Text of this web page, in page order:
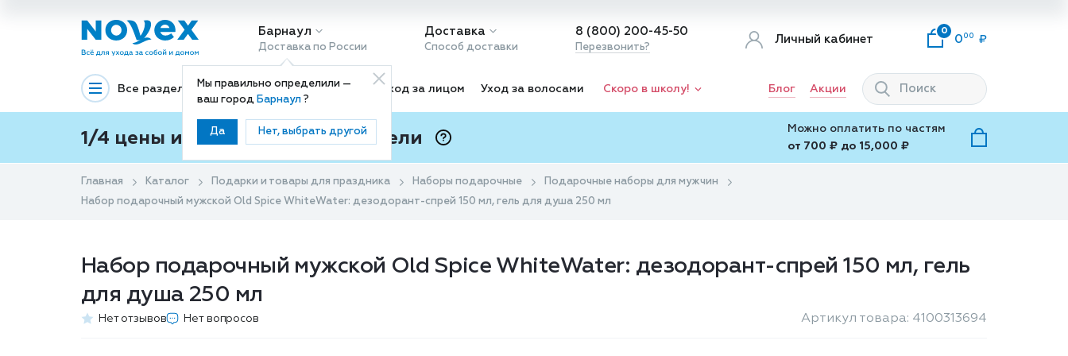
Барнаул
Доставка по России
Мы правильно определили —
ваш город Барнаул?
Да Нет, выбрать другой
Доставка
Способ доставки
8 (800) 200-45-50
Перезвонить?
Личный кабинет
0
0 00
Все разделы Декоративная косметика Уход за лицом Уход за волосами Скоро в школу! Блог Акции
1/4 цены и покупки ваши с Подели
Можно оплатить по частям
от 700 ₽ до 15,000 ₽
Главная Каталог Подарки и товары для праздника Наборы подарочные
Подарочные наборы для мужчин
Набор подарочный мужской Old Spice WhiteWater: дезодорант-спрей 150 мл, гель для душа 250 мл
Набор подарочный мужской Old Spice WhiteWater: дезодорант-спрей 150 мл, гель
для душа 250 мл
Нет отзывов Нет вопросов Артикул товара: 4100313694